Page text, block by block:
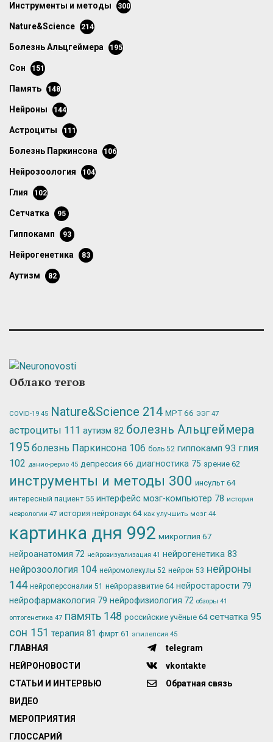
инструменты и методы 300
Nature&Science 214
болезнь Альцгеймера 195
сон 151
память 148
нейроны 144
астроциты 111
болезнь Паркинсона 106
нейрозоология 104
глия 102
сетчатка 95
гиппокамп 93
нейрогенетика 83
аутизм 82
Облако тегов
COVID-19 45 Nature&Science 214 МРТ66 ЭЭГ 47
астроциты 111 аутизм 82 болезнь Альцгеймера
195 болезнь Паркинсона 106 боль 52 гиппокамп 93 глия
102 данио-рерио 45 депрессия 66 диагностика 75 зрение 62
инструменты и методы 300 инсульт 64
интересный пациент 55 интерфейс мозг-компьютер 78 история
неврологии 47 история нейронаук 64 как улучшить мозг 44
картинка дня 992 микроглия 67
нейроанатомия 72 нейровизуализация 41 нейрогенетика 83
нейрозоология 104 нейромолекулы 52 нейрон 53 нейроны
144 нейроперсоналии 51 нейроразвитие 64 нейростарости 79
нейрофармакология 79 нейрофизиология 72 обзоры 41
оптогенетика 47 память 148 российские учёные 64 сетчатка 95
сон 151 терапия 81 фмрт 61 эпилепсия 45
ГЛАВНАЯ
НЕЙРОНОВОСТИ
СТАТЬИ И ИНТЕРВЬЮ
ВИДЕО
МЕРОПРИЯТИЯ
ГЛОССАРИЙ
telegram
vkontakte
Обратная связь